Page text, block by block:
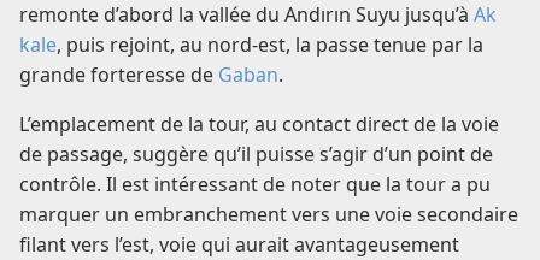
remonte d’abord la vallée du Andırın Suyu jusqu’à Ak
kale, puis rejoint, au nord-est, la passe tenue par la
grande forteresse de Gaban.
L’emplacement de la tour, au contact direct de la voie
de passage, suggère qu’il puisse s’agir d’un point de
contrôle. Il est intéressant de noter que la tour a pu
marquer un embranchement vers une voie secondaire
filant vers l’est, voie qui aurait avantageusement